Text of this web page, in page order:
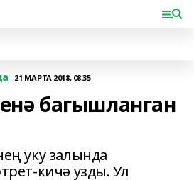
21 МАРТА 2018, 08:35
багышланган
уку залында
кичә узды. Ул